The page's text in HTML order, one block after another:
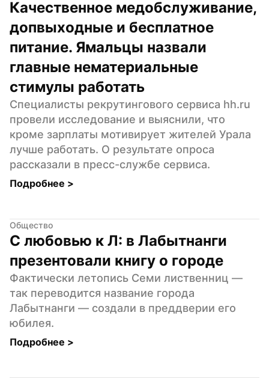
Качественное медобслуживание,
допвыходные и бесплатное
питание. Ямальцы назвали
главные нематериальные
стимулы работать
Специалисты рекрутингового сервиса hh.ru
провели исследование и выяснили, что
кроме зарплаты мотивирует жителей Урала
лучше работать. О результате опроса
рассказали в пресс-службе сервиса.
Подробнее >
Общество
С любовью к Л: в Лабытнанги
презентовали книгу о городе
Фактически летопись Семи лиственниц —
так переводится название города
Лабытнанги — создали в преддверии его
юбилея.
Подробнее >